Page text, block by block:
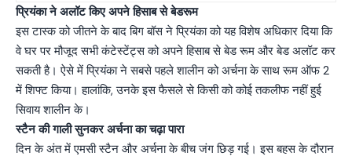
प्रियंका ने अलॉट किए अपने हिसाब से बेडरूम
इस टास्क को जीतने के बाद बिग बॉस ने प्रियंका को यह विशेष अधिकार दिया कि
वे घर पर मौजूद सभी कंटेस्टेंट्स को अपने हिसाब से बेड रूम और बेड अलॉट कर
सकती है। ऐसे में प्रियंका ने सबसे पहले शालीन को अर्चना के साथ रूम ऑफ 2
में शिफ्ट किया। हालांकि, उनके इस फैसले से किसी को कोई तकलीफ नहीं हुई
सिवाय शालीन के।
स्टैन की गाली सुनकर अर्चना का चढ़ा पारा
दिन के अंत में एमसी स्टैन और अर्चना के बीच जंग छिड़ गई। इस बहस के दौरान